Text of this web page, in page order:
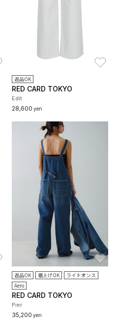
返品OK
RED CARD TOKYO
Edit
28,600 yen
返品OK 裾上げOK
ライトオンス
Aero
RED CARD TOKYO
Pier
35,200 yen